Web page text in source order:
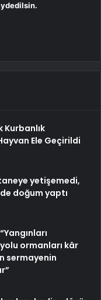
Kurbanlık
Ele Geçirildi
yetişemedi,
doğum yaptı
ormanları kâr
sermayenin